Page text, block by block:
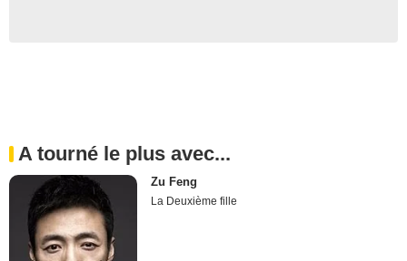
A tourné le plus avec...
Zu Feng
La Deuxième fille